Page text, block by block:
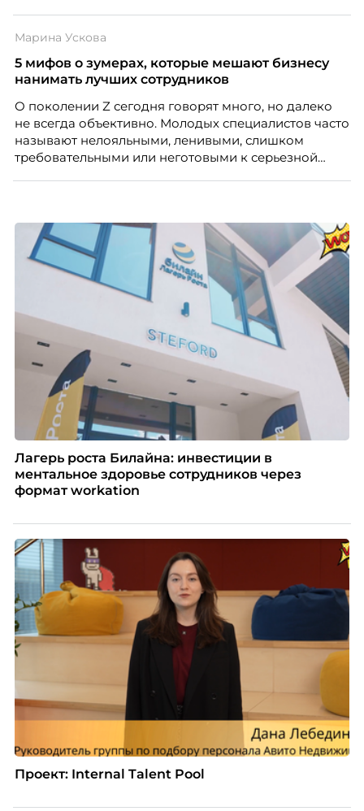
значит – сокращает доходы бизнеса.
Марина Ускова
5 мифов о зумерах, которые мешают бизнесу
нанимать лучших сотрудников
О поколении Z сегодня говорят много, но далеко
не всегда объективно. Молодых специалистов часто
называют нелояльными, ленивыми, слишком
требовательными или неготовыми к серьезной
руководитель отдела подбора персонала
рекрутинговой компании, разбирает самые
распространенные мифы о зумерах и объясняет,
почему устаревшие представления мешают
бизнесу находить и удерживать сильных
сотрудников.
Лагерь роста Билайна: инвестиции в
ментальное здоровье сотрудников через
формат workation
Проект: Internal Talent Pool